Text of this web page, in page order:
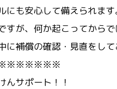
も安心して備えられます
が、何か起こってからで
補償の確認・見直をして
サポート！！